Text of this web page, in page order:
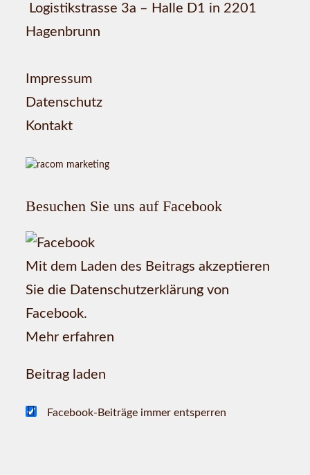
Logistikstrasse 3a – Halle D1 in 2201
Hagenbrunn
Impressum
Datenschutz
Kontakt
Besuchen Sie uns auf Facebook
Mit dem Laden des Beitrags akzeptieren
Sie die Datenschutzerklärung von
Facebook.
Mehr erfahren
Beitrag laden
Facebook-Beiträge immer entsperren